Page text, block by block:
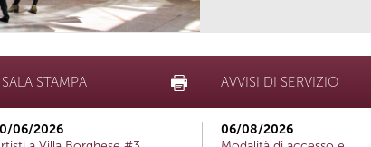
SALA STAMPA
06/2026
AVVISI DI SERVIZIO
06/08/2026